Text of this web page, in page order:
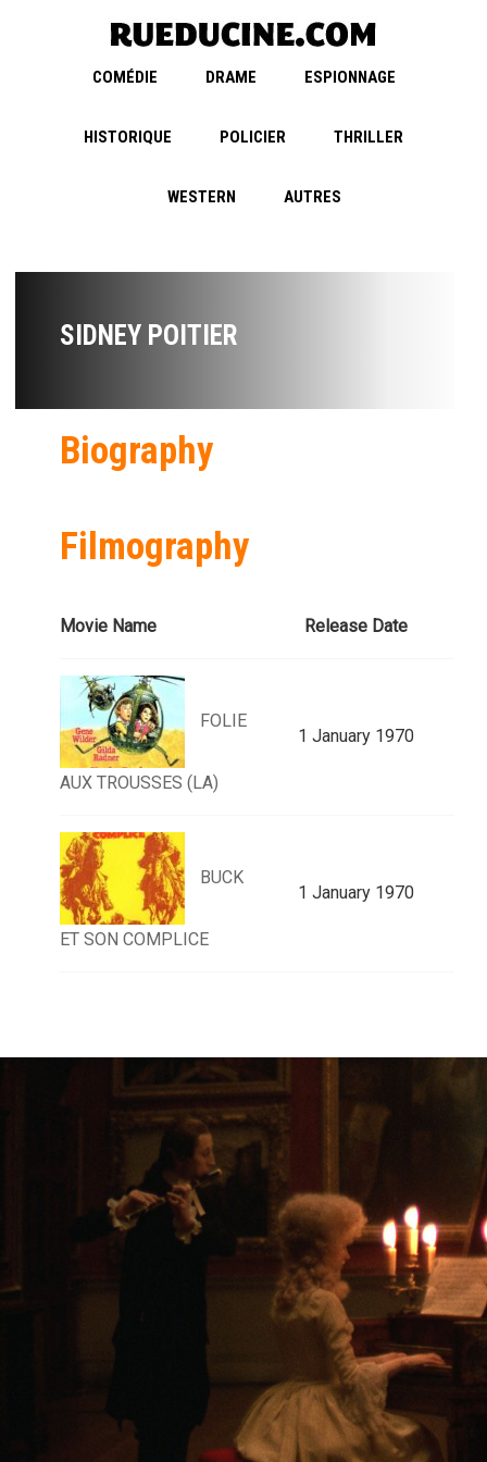
COMÉDIE DRAME ESPIONNAGE
HISTORIQUE POLICIER THRILLER
WESTERN AUTRES
SIDNEY POITIER
Biography
Filmography
Movie Name Release Date
FOLIE
AUX TROUSSES (LA)
1 January 1970
BUCK
ET SON COMPLICE
1 January 1970